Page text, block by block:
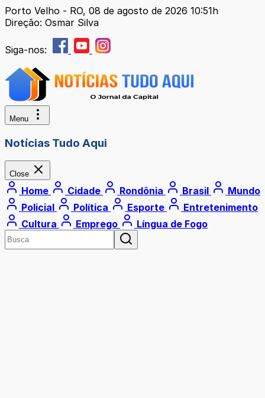
Porto Velho - RO, 08 de agosto de 2026 10:51h
Direção: Osmar Silva
Siga-nos:
Menu
Notícias Tudo Aqui
Close
Home Cidade Rondônia Brasil
Mundo
Policial
Política Esporte
Entretenimento
Cultura
Emprego Língua de Fogo